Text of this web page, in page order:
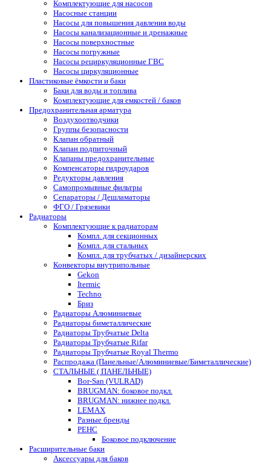
Комплектующие для насосов
Насосные станции
Насосы для повышения давления воды
Насосы канализационные и дренажные
Насосы поверхностные
Насосы погружные
Насосы рециркуляционные ГВС
Насосы циркуляционные
Пластиковые ёмкости и баки
Баки для воды и топлива
Комплектующие для емкостей / баков
Предохранительная арматура
Воздухоотводчики
Группы безопасности
Клапан обратный
Клапан подпиточный
Клапаны предохранительные
Компенсаторы гидроударов
Редукторы давления
Самопромывные фильтры
Сепараторы / Дешламаторы
ФГО / Грязевики
Радиаторы
Комплектующие к радиаторам
Компл. для секционных
Компл. для стальных
Компл. для трубчатых / дизайнерских
Конвекторы внутрипольные
Gekon
Itermic
Techno
Бриз
Радиаторы Алюминиевые
Радиаторы биметаллические
Радиаторы Трубчатые Delta
Радиаторы Трубчатые Rifar
Радиаторы Трубчатые Royal Thermo
Распродажа (Панельные/Алюминиевые/Биметаллические)
СТАЛЬНЫЕ ( ПАНЕЛЬНЫЕ)
Bor-San (VULRAD)
BRUGMAN: боковое подкл.
BRUGMAN: нижнее подкл.
LEMAX
Разные бренды
РЕНС
Боковое подключение
Расширительные баки
Аксессуары для баков